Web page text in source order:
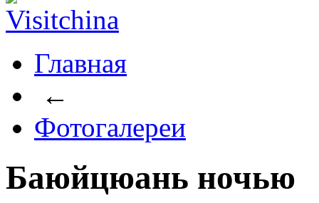
Главная
←
Фотогалереи
Баюйцюань ночью